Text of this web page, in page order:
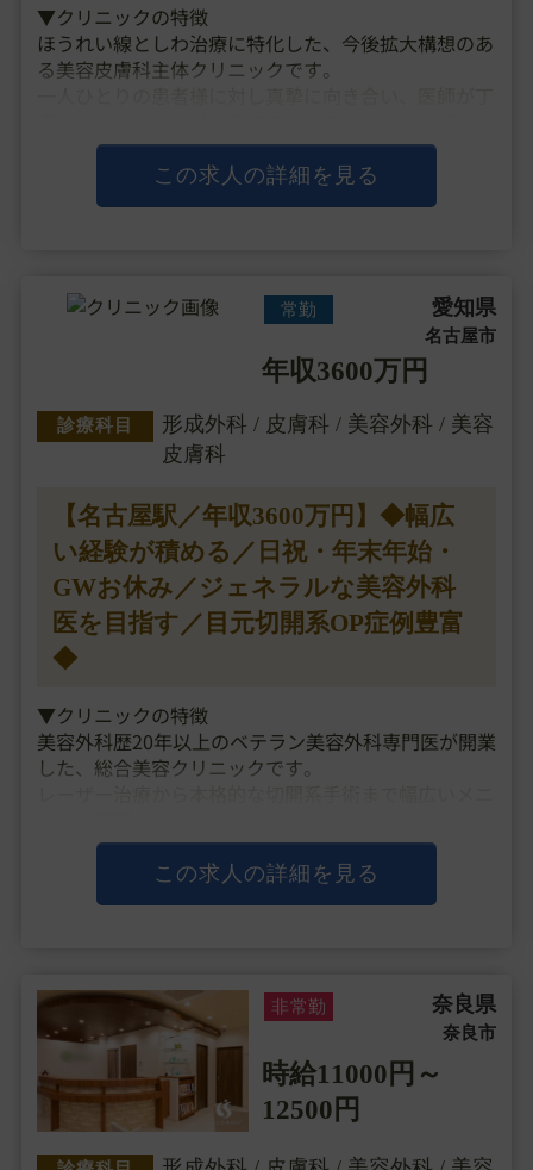
▼クリニックの特徴
ほうれい線としわ治療に特化した、今後拡大構想のあ
る美容皮膚科主体クリニックです。
不安を抱えて来院される患者様が、笑顔でご帰宅いた
だけるよう誠実な対応をモットーとしています。
この求人の詳細を見る
常勤 愛知県
名古屋市
年収3600万円
診療科目
形成外科 / 皮膚科 / 美容外科 / 美容
皮膚科
【名古屋駅／年収3600万円】◆幅広
い経験が積める／日祝・年末年始・
GWお休み／ジェネラルな美容外科
医を目指す／目元切開系OP症例豊富
◆
▼クリニックの特徴
美容外科歴20年以上のベテラン美容外科専門医が開業
した、総合美容クリニックです。
美容皮膚科医・美容外科医としてジェネラルな経験を
積むことができます。
集客は広告に頼らず、口コミや紹介、リピーターの方
この求人の詳細を見る
非常勤 奈良県
奈良市
時給11000円～
12500円